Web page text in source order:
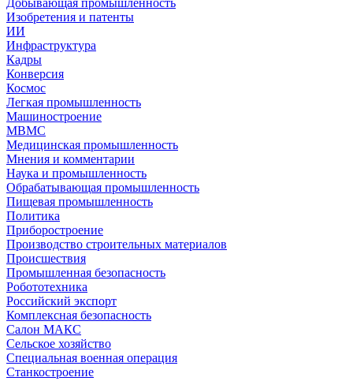
Изобретения и патенты
ИИ
Инфраструктура
Кадры
Конверсия
Космос
Легкая промышленность
Машиностроение
МВМС
Медицинская промышленность
Мнения и комментарии
Наука и промышленность
Обрабатывающая промышленность
Пищевая промышленность
Политика
Приборостроение
Производство строительных материалов
Происшествия
Промышленная безопасность
Робототехника
Российский экспорт
Комплексная безопасность
Салон МАКС
Сельское хозяйство
Специальная военная операция
Станкостроение